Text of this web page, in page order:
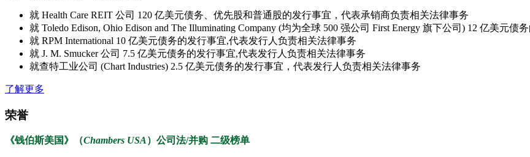
就 Health Care REIT 公司 120 亿美元债务、优先股和普通股的发行事宜，代表承销商负责相关法律事务
就 Toledo Edison, Ohio Edison and The Illuminating Company (均为全球 500 强公司 First Energy 旗下公司) 12 亿美元
就 RPM International 10 亿美元债务的发行事宜,代表发行人负责相关法律事务
就 J. M. Smucker公司 7.5 亿美元债务的发行事宜,代表发行人负责相关法律事务
就查特工业公司 (Chart Industries) 2.5 亿美元债务的发行事宜，代表发行人负责相关法律事务
了解更多
荣誉
《钱伯斯美国》（Chambers USA ）公司法/并购 二级榜单